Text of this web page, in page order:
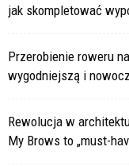
jak skompletować
Przerobienie roweru
wygodniejszą i
Rewolucja w
My Brows to „must-